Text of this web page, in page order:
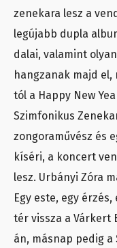
zenekara lesz a
legújabb dupla
dalai, valamint
hangzanak majd el,
tól a Happy New
Szimfonikus
zongoraművész és
kíséri, a koncert
lesz. Urbányi Zóra
Egy este, egy
tér vissza a Várkert
án, másnap pedig